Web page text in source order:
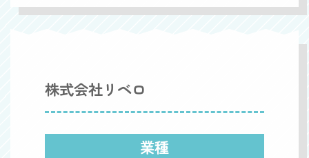
株式会社リベロ
業種